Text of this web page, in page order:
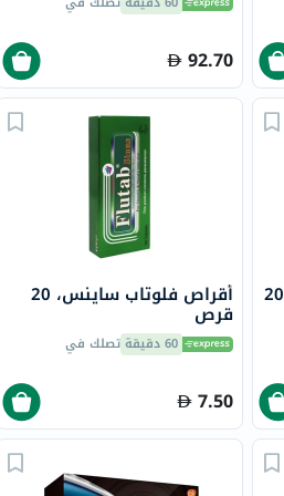
92.70
أقراص بوسكوبان 10 ملجم 20 أقراص فلوتاب ساينس، 20
قرص
60 دقيقة تصلك في
7.50